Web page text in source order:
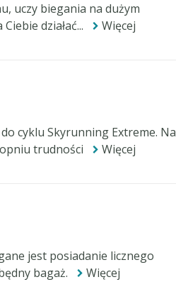
uczy biegania na dużym
działać...
Więcej
cyklu Skyrunning Extreme. Na
trudności
Więcej
jest posiadanie licznego
bagaż.
Więcej